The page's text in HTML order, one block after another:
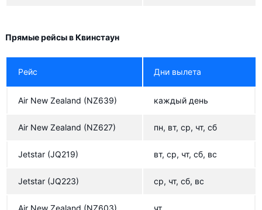
Прямые рейсы в Квинстаун
Рейс Дни вылета
Air New Zealand (NZ639) каждый день
Air New Zealand (NZ627) пн, вт, ср, чт, сб
Jetstar (JQ219) вт, ср, чт, сб, вс
Jetstar (JQ223) ср, чт, сб, вс
Air New Zealand (NZ603) чт